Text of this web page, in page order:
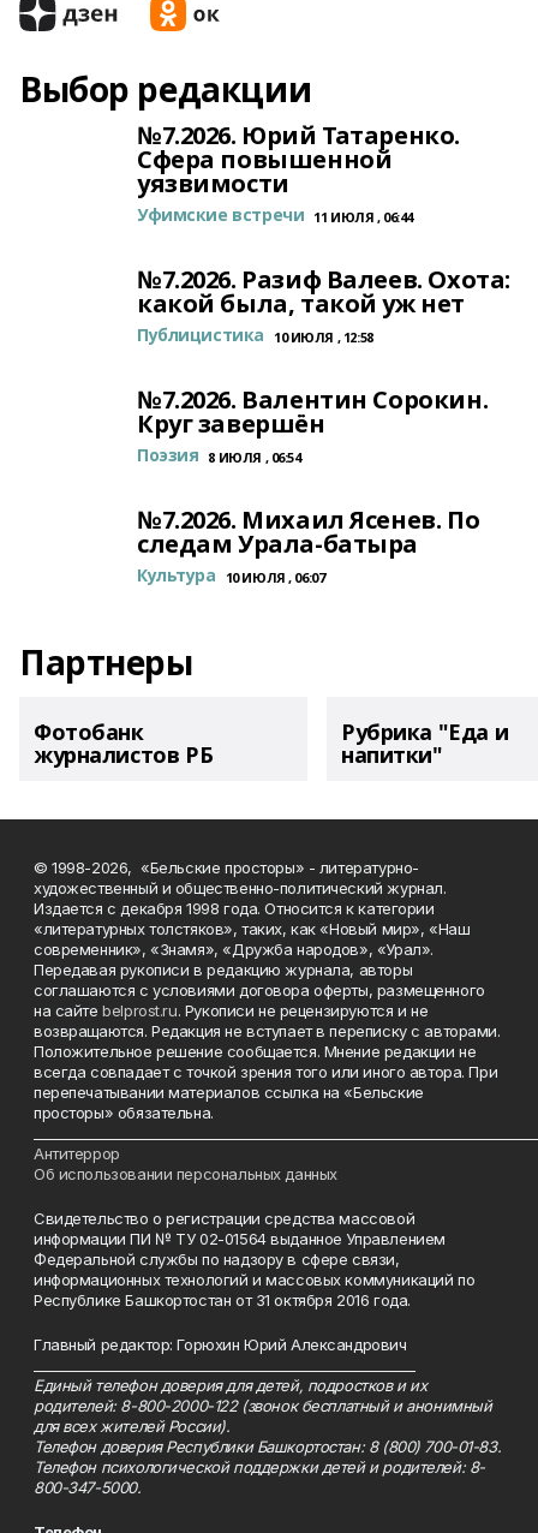
Выбор редакции
№7.2026. Юрий Татаренко.
Сфера повышенной
уязвимости
Уфимские встречи 11 ИЮЛЯ , 06:44
№7.2026. Разиф Валеев. Охота:
какой была, такой уж нет
Публицистика 10 ИЮЛЯ , 12:58
№7.2026. Валентин Сорокин.
Круг завершён
Поэзия 8 ИЮЛЯ , 06:54
№7.2026. Михаил Ясенев. По
следам Урала-батыра
Культура 10 ИЮЛЯ , 06:07
Партнеры
Фотобанк
журналистов РБ
Рубрика "Еда и
напитки"
© 1998-2026, «Бельские просторы» - литературно-
художественный и общественно-политический журнал.
Издается с декабря 1998 года. Относится к категории
«литературных толстяков», таких, как «Новый мир», «Наш
современник», «Знамя», «Дружба народов», «Урал».
Передавая рукописи в редакцию журнала, авторы
соглашаются с условиями договора оферты, размещенного
на сайтеbelprost.ru. Рукописи не рецензируются и не
возвращаются. Редакция не вступает в переписку с авторами.
Положительное решение сообщается. Мнение редакции не
всегда совпадает с точкой зрения того или иного автора. При
перепечатывании материалов ссылка на «Бельские
просторы» обязательна.
Антитеррор
Об использовании персональных данных
Свидетельство о регистрации средства массовой
информации ПИ № ТУ 02-01564 выданное Управлением
Федеральной службы по надзору в сфере связи,
информационных технологий и массовых коммуникаций по
Республике Башкортостан от 31 октября 2016 года.
Главный редактор: Горюхин Юрий Александрович
Единый телефон доверия для детей, подростков и их
родителей: 8-800-2000-122 (звонок бесплатный и анонимный
для всех жителей России).
Телефон доверия Республики Башкортостан: 8 (800) 700-01-83.
Телефон психологической поддержки детей и родителей: 8-
800-347-5000.